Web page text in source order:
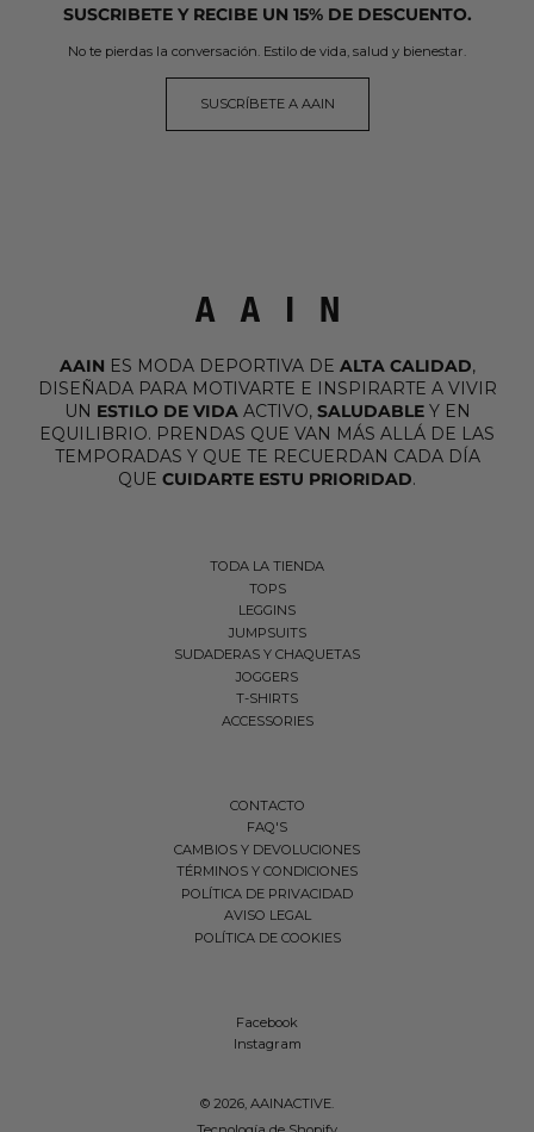
SUSCRIBETE Y RECIBE UN 15% DE DESCUENTO.
No te pierdas la conversación. Estilo de vida, salud y bienestar.
SUSCRÍBETE A AAIN
AAIN ES MODA DEPORTIVA DE ALTA CALIDAD,
DISEÑADA PARA MOTIVARTE E INSPIRARTE A VIVIR
UN ESTILO DE VIDA ACTIVO, SALUDABLEY EN
EQUILIBRIO. PRENDAS QUE VAN MÁS ALLÁ DE LAS
TEMPORADAS Y QUE TE RECUERDAN CADA DÍA
QUE CUIDARTE ESTU PRIORIDAD.
TODA LA TIENDA
TOPS
LEGGINS
JUMPSUITS
SUDADERAS Y CHAQUETAS
JOGGERS
T-SHIRTS
ACCESSORIES
CONTACTO
FAQ'S
CAMBIOS Y DEVOLUCIONES
TÉRMINOS Y CONDICIONES
POLÍTICA DE PRIVACIDAD
AVISO LEGAL
POLÍTICA DE COOKIES
Facebook
Instagram
© 2026, AAINACTIVE.